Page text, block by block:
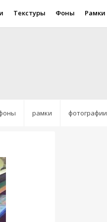
Текстуры Фоны Рамки
рамки фотографии